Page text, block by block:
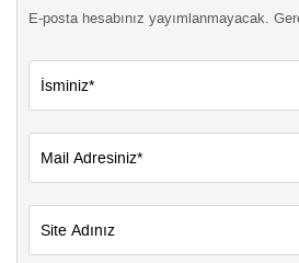
E-posta hesabınız yayımlanmayacak.